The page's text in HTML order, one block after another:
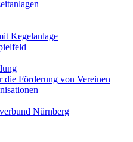
Kegelanlage
die Förderung von Vereinen
Nürnberg